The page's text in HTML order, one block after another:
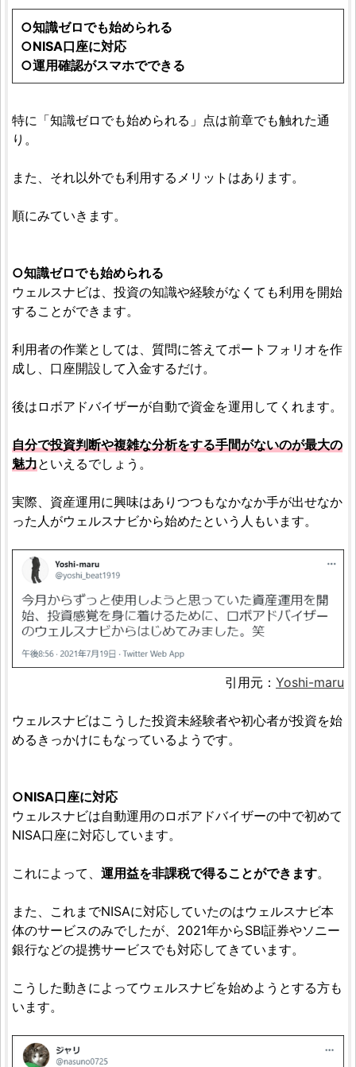
○知識ゼロでも始められる
○NISA口座に対応
○運用確認がスマホでできる
特に「知識ゼロでも始められる」点は前章でも触れた通
り。
また、それ以外でも利用するメリットはあります。
順にみていきます。
○知識ゼロでも始められる
ウェルスナビは、投資の知識や経験がなくても利用を開始
することができます。
利用者の作業としては、質問に答えてポートフォリオを作
成し、口座開設して入金するだけ。
後はロボアドバイザーが自動で資金を運用してくれます。
自分で投資判断や複雑な分析をする手間がないのが最大の
魅力といえるでしょう。
実際、資産運用に興味はありつつもなかなか手が出せなか
った人がウェルスナビから始めたという人もいます。
引用元： Yoshi-maru
ウェルスナビはこうした投資未経験者や初心者が投資を始
めるきっかけにもなっているようです。
○NISA口座に対応
ウェルスナビは自動運用のロボアドバイザーの中で初めて
NISA口座に対応しています。
これによって、 運用益を非課税で得ることができます。
また、これまでNISAに対応していたのはウェルスナビ本
体のサービスのみでしたが、2021年からSBI証券やソニー
銀行などの提携サービスでも対応してきています。
こうした動きによってウェルスナビを始めようとする方も
います。